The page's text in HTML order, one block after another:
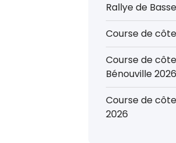
Rallye de
Course de
Course de
Bénouville 2026
Course de
2026